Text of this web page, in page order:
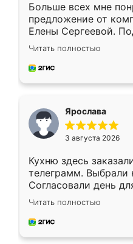
Больше всех мне
предложение от
Елены Сергеевой.
короткие сроки
для замера
предложил по моему
Читать полностью
Ярослава
3 августа 2026
Кухню здесь
телеграмм. Выбрали
Согласовали день
недели кухня была
довольны работой.
мебель за
Читать полностью